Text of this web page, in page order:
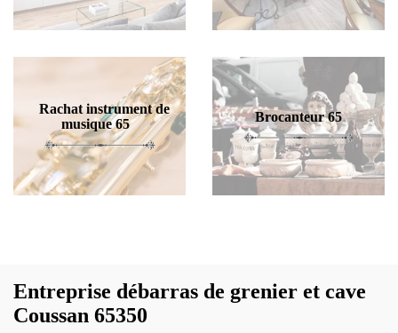
Rachat instrument de
musique 65
Brocanteur 65
Entreprise débarras de grenier et cave
Coussan 65350